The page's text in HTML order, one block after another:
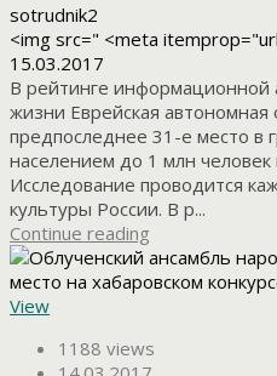
sotrudnik2
<img src=" <meta
15.03.2017
В рейтинге информационной
жизни Еврейская автономная
предпоследнее 31-е место в
населением до 1 млн
Исследование проводится
культуры России. В р...
Continue reading
View
1188 views